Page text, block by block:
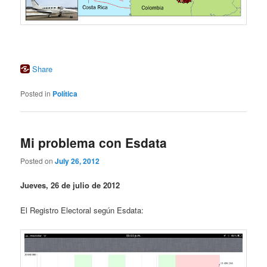
Share
Posted in Política
Mi problema con Esdata
Posted onJuly 26, 2012
Jueves, 26 de julio de 2012
El Registro Electoral según Esdata: